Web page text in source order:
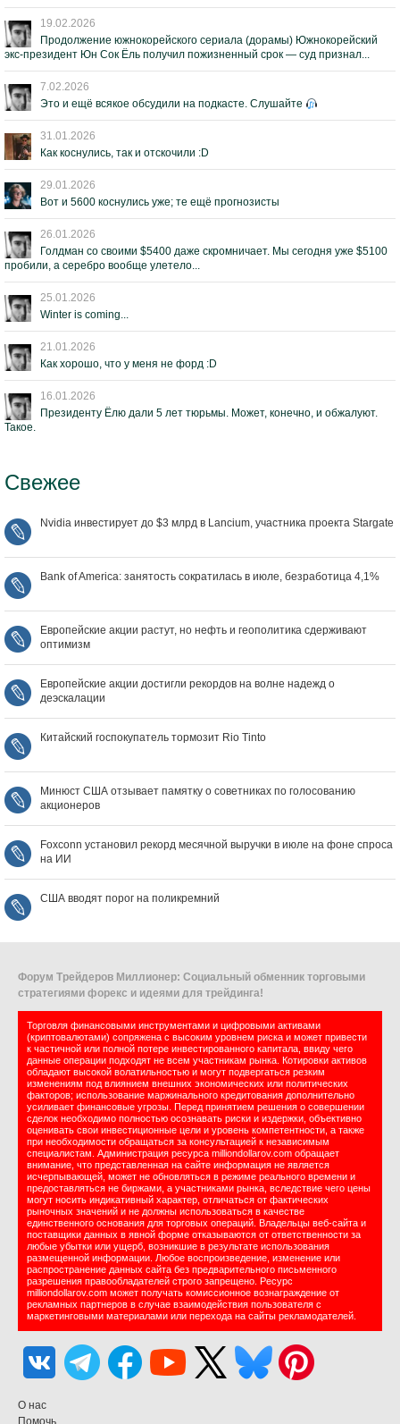
19.02.2026
Продолжение южнокорейского сериала (дорамы) Южнокорейский
экс-президент Юн Сок Ёль получил пожизненный срок — суд признал...
7.02.2026
Это и ещё всякое обсудили на подкасте. Слушайте
31.01.2026
Как коснулись, так и отскочили :D
29.01.2026
Вот и 5600 коснулись уже; те ещё прогнозисты
26.01.2026
Голдман со своими $5400 даже скромничает. Мы сегодня уже $5100
пробили, а серебро вообще улетело...
25.01.2026
Winter is coming...
21.01.2026
Как хорошо, что у меня не форд :D
16.01.2026
Президенту Ёлю дали 5 лет тюрьмы. Может, конечно, и обжалуют.
Такое.
Свежее
Nvidia инвестирует до $3 млрд в Lancium, участника проекта Stargate
Bank of America: занятость сократилась в июле, безработица 4,1%
Европейские акции растут, но нефть и геополитика сдерживают
оптимизм
Европейские акции достигли рекордов на волне надежд о
деэскалации
Китайский госпокупатель тормозит Rio Tinto
Минюст США отзывает памятку о советниках по голосованию
акционеров
Foxconn установил рекорд месячной выручки в июле на фоне спроса
на ИИ
США вводят порог на поликремний
Форум Трейдеров Миллионер: Социальный обменник торговыми
стратегиями форекс и идеями для трейдинга!
Торговля финансовыми инструментами и цифровыми активами
(криптовалютами) сопряжена с высоким уровнем риска и может привести
к частичной или полной потере инвестированного капитала, ввиду чего
данные операции подходят не всем участникам рынка. Котировки активов
обладают высокой волатильностью и могут подвергаться резким
изменениям под влиянием внешних экономических или политических
факторов; использование маржинального кредитования дополнительно
усиливает финансовые угрозы. Перед принятием решения о совершении
сделок необходимо полностью осознавать риски и издержки, объективно
оценивать свои инвестиционные цели и уровень компетентности, а также
при необходимости обращаться за консультацией к независимым
специалистам. Администрация ресурса milliondollarov.com обращает
внимание, что представленная на сайте информация не является
исчерпывающей, может не обновляться в режиме реального времени и
предоставляться не биржами, а участниками рынка, вследствие чего цены
могут носить индикативный характер, отличаться от фактических
рыночных значений и не должны использоваться в качестве
единственного основания для торговых операций. Владельцы веб-сайта и
поставщики данных в явной форме отказываются от ответственности за
любые убытки или ущерб, возникшие в результате использования
размещенной информации. Любое воспроизведение, изменение или
распространение данных сайта без предварительного письменного
разрешения правообладателей строго запрещено. Ресурс
milliondollarov.com может получать комиссионное вознаграждение от
рекламных партнеров в случае взаимодействия пользователя с
маркетинговыми материалами или перехода на сайты рекламодателей.
О нас